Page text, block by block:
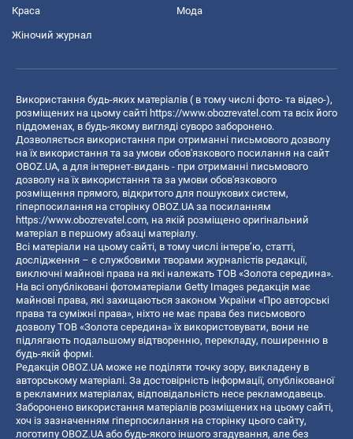
Краса Мода
Жіночий журнал
Використання будь-яких матеріалів ( в тому числі фото- та відео-),
розміщених на цьому сайті https://www.obozrevatel.com та всіх його
піддоменах, в будь-якому вигляді суворо заборонено.
Дозволяється використання при отриманні письмового дозволу
на їх використання та за умови обов'язкового посилання на сайт
OBOZ.UA, а для інтернет-видань - при отриманні письмового
дозволу на їх використання та за умови обов'язкового
розміщення прямого, відкритого для пошукових систем,
гіперпосилання на сторінку OBOZ.UA за посиланням
https://www.obozrevatel.com, на якій розміщено оригінальний
матеріал в першому абзаці матеріалу.
Всі матеріали на цьому сайті, в тому числі інтерв’ю, статті,
дослідження – є службовими творами журналістів редакції,
виключні майнові права на які належать ТОВ «Золота середина».
На всі опубліковані фотоматеріали Getty Images редакція має
майнові права, які захищаються законом України «Про авторські
права та суміжні права», ніхто не має права без письмового
дозволу ТОВ «Золота середина» їх використовувати, вони не
підлягають подальшому відтворенню, перекладу, поширенню в
будь-якій формі.
Редакція OBOZ.UA може не поділяти точку зору, викладену в
авторському матеріалі. За достовірність інформації, опублікованої
в рекламних матеріалах, відповідальність несе рекламодавець.
Заборонено використання матеріалів розміщених на цьому сайті,
хоч із зазначенням гіперпосилання на сторінку цього сайту,
логотипу OBOZ.UA або будь-якого іншого згадування, але без